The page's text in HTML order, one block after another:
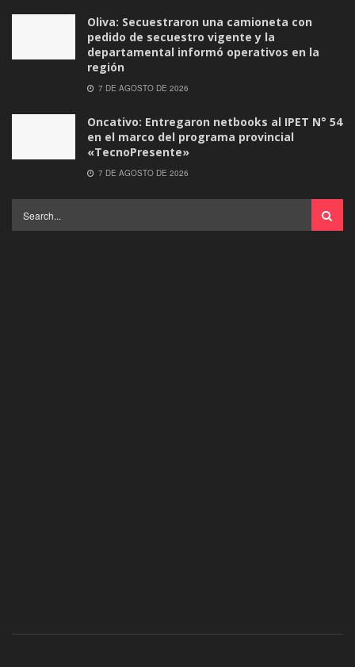
Oliva: Secuestraron una camioneta con
pedido de secuestro vigente y la
departamental informó operativos en la
región
7 DE AGOSTO DE 2026
Oncativo: Entregaron netbooks al IPET N° 54
en el marco del programa provincial
«TecnoPresente»
7 DE AGOSTO DE 2026